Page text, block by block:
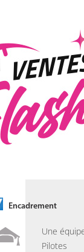
Encadrement
Une
Pilotes